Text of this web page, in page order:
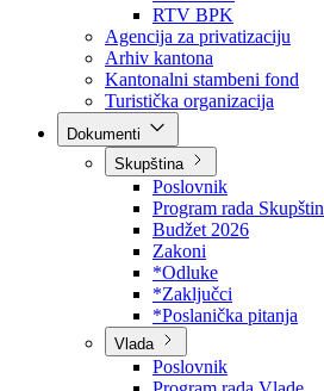
Direkcija za šumarstvo
Javna preduzeća
BPK šume
RTV BPK
Agencija za privatizaciju
Arhiv kantona
Kantonalni stambeni fond
Turistička organizacija
Skupština
Poslovnik
Program rada Skupštine
Budžet 2026
Zakoni
*Odluke
*Zaključci
*Poslanička pitanja